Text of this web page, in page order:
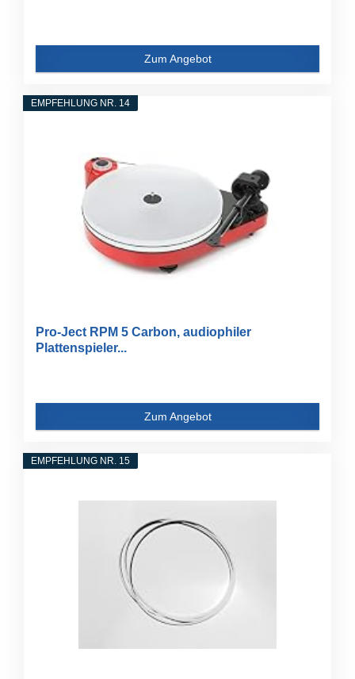
Zum Angebot
EMPFEHLUNG NR. 14
Pro-Ject RPM 5 Carbon, audiophiler
Plattenspieler...
Zum Angebot
EMPFEHLUNG NR. 15